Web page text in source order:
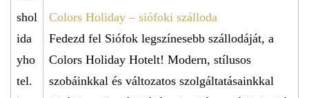
Colors Holiday – siófoki szálloda
Fedezd fel Siófok legszínesebb szállodáját, a
Colors Holiday Hotelt! Modern, stílusos
szobáinkkal és változatos szolgáltatásainkkal